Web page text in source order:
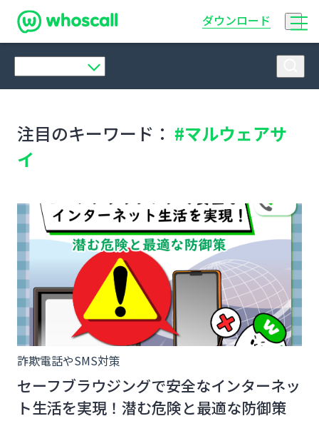
Whoscallダウンロード
注目のキーワード： #マルウェアサ
イ
詐欺電話やSMS対策
セーフブラウジングで安全なインターネッ
ト生活を実現！潜む危険と最適な防御策